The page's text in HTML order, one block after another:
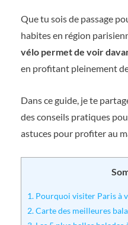
Que tu sois de passage
habites en région
vélo permet de voir
en profitant pleinement
Dans ce guide, je te
des conseils pratiques
astuces pour profiter au
1. Pourquoi visiter Paris à
2.Carte des meilleures